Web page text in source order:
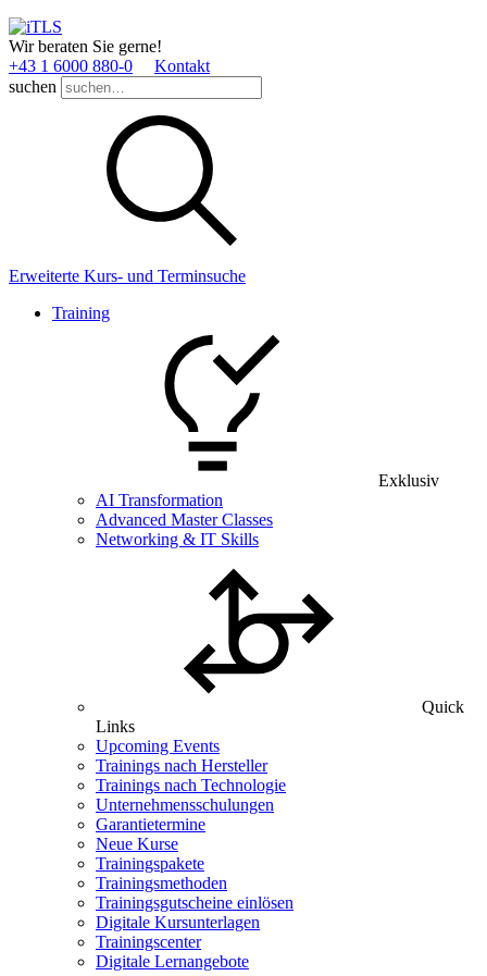
Wir beraten Sie gerne!
+43 1 6000 880­-0
Kontakt
suchen
Erweiterte Kurs- und Terminsuche
Training
Exklusiv
AI Transformation
Advanced Master Classes
Networking & IT Skills
Quick
Links
Upcoming Events
Trainings nach Hersteller
Trainings nach Technologie
Unternehmensschulungen
Garantietermine
Neue Kurse
Trainingspakete
Trainingsmethoden
Trainingsgutscheine einlösen
Digitale Kursunterlagen
Trainingscenter
Digitale Lernangebote